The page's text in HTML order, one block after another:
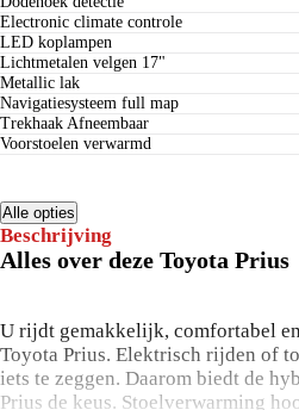
electronic climate controle
LED koplampen
lichtmetalen velgen 17"
Metallic lak
navigatiesysteem full map
Trekhaak Afneembaar
voorstoelen verwarmd
Alle opties
Beschrijving
Alles over deze Toyota Prius
U rijdt gemakkelijk, comfortabel
Toyota Prius. Elektrisch rijden of
iets te zeggen. Daarom biedt de
Prius de keus. Stoelverwarming